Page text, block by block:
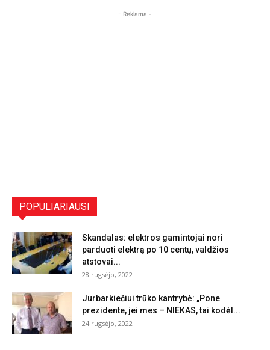
- Reklama -
POPULIARIAUSI
Skandalas: elektros gamintojai nori
parduoti elektrą po 10 centų, valdžios
atstovai...
28 rugsėjo, 2022
Jurbarkiečiui trūko kantrybė: „Pone
prezidente, jei mes – NIEKAS, tai kodėl...
24 rugsėjo, 2022